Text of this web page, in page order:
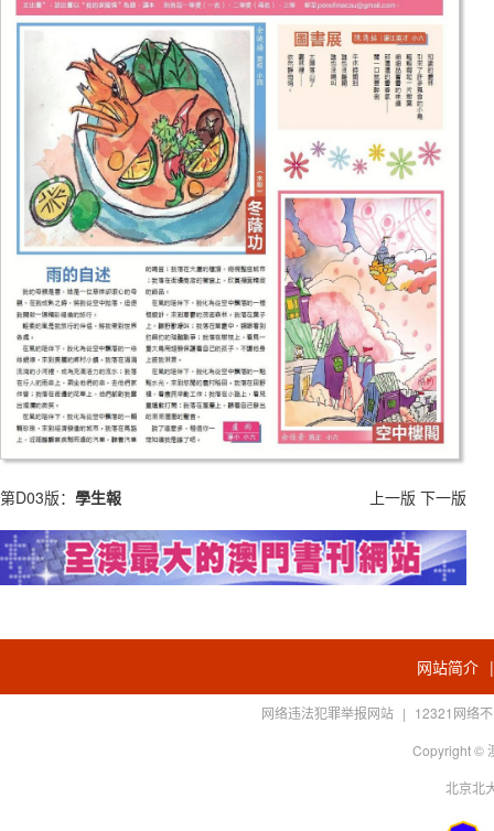
第D03版： 學生報 上一版 下一版
网站简介
网络违法犯罪举报网站 | 12321网络
Copyright ©
北京北